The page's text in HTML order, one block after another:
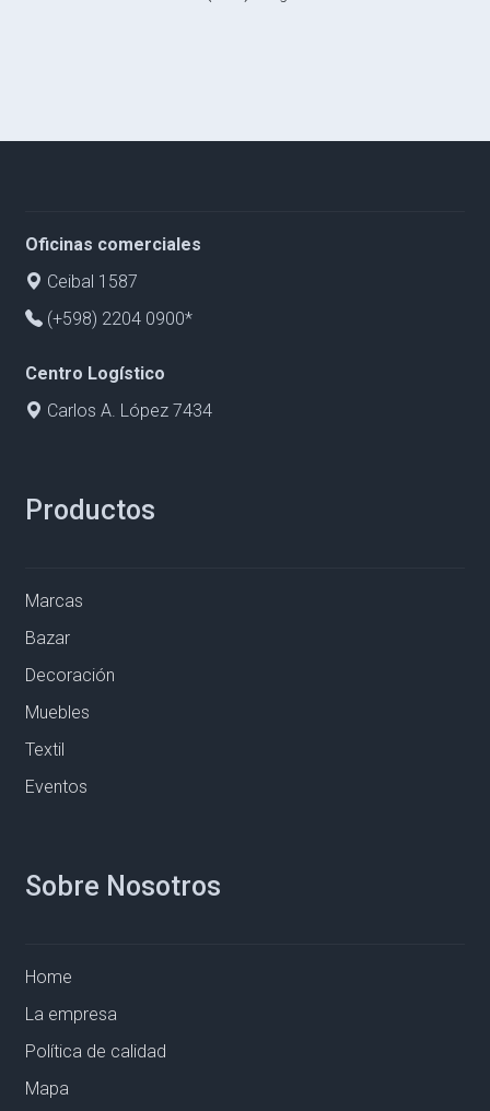
Oficinas comerciales
Ceibal 1587
(+598) 2204 0900*
Centro Logístico
Carlos A. López 7434
Productos
Marcas
Bazar
Decoración
Muebles
Textil
Eventos
Sobre Nosotros
Home
La empresa
Política de calidad
Mapa